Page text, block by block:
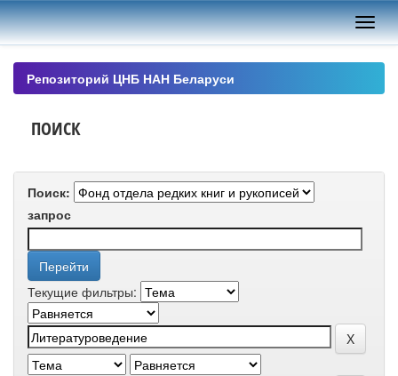
Skip
navigation
Репозиторий ЦНБ НАН Беларуси
ПОИСК
Поиск:
запрос
Текущие фильтры: